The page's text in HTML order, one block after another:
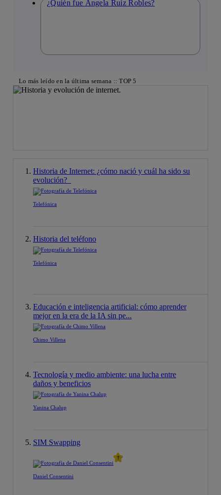
¿Quién fue Ángela Ruiz Robles?
Lo más leído en la última semana :: TOP 5
Historia de Internet: ¿cómo nació y cuál ha sido su
evolución?
Telefónica
Historia del teléfono
Telefónica
Educación e inteligencia artificial: cómo aprender
mejor en la era de la IA sin pe...
Chimo Villena
Tecnología y medio ambiente: una lucha entre
daños y beneficios
Yanina Chalup
SIM Swapping
Daniel Consentini